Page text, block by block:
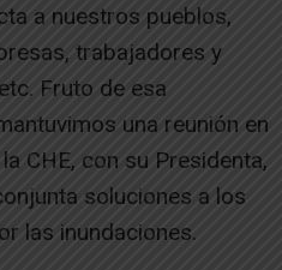
a nuestros pueblos,
trabajadores y
Fruto de esa
una reunión en
CHE, con su Presidenta,
soluciones a los
las inundaciones.